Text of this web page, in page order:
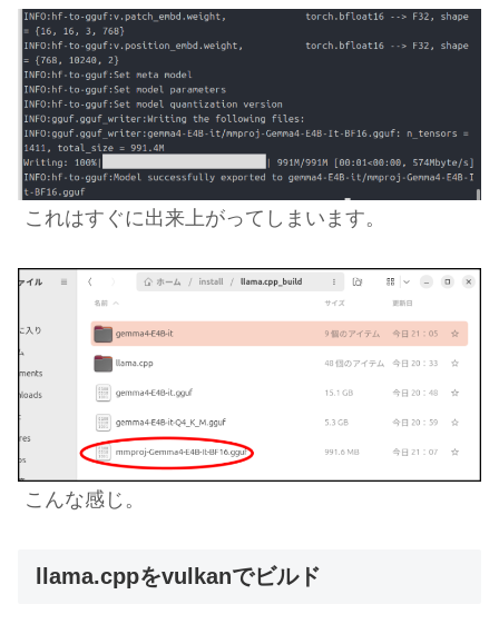
これはすぐに出来上がってしまいます。
こんな感じ。
llama.cppをvulkanでビルド